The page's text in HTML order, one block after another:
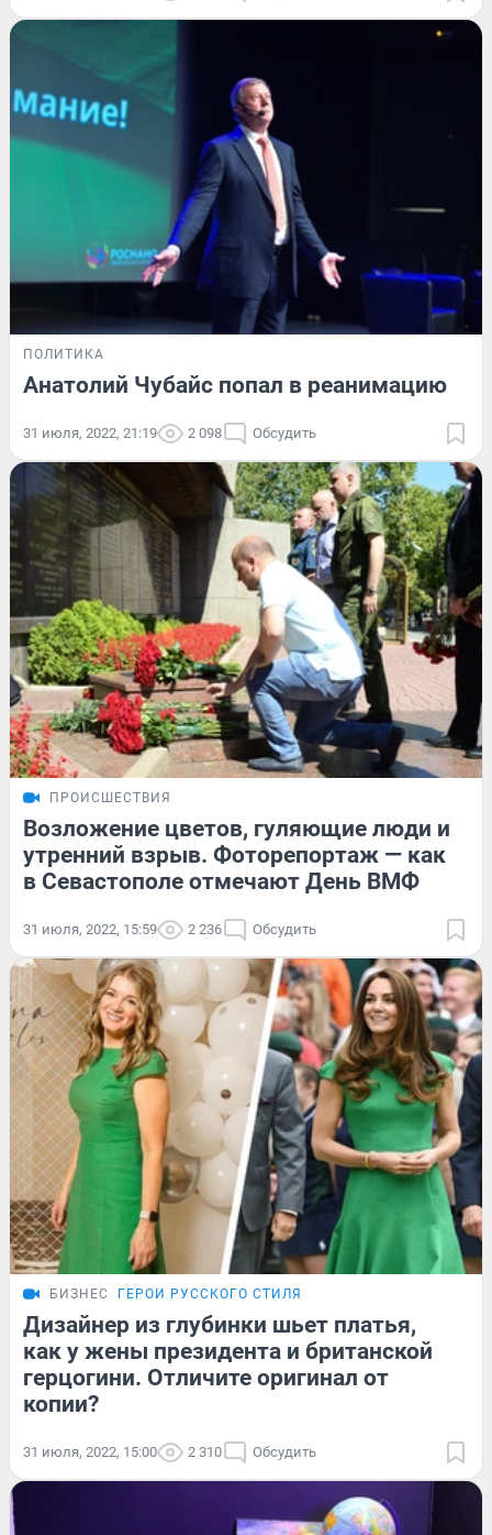
ПОЛИТИКА
Анатолий Чубайс попал в реанимацию
31 июля, 2022, 21:19 2 098 Обсудить
ПРОИСШЕСТВИЯ
Возложение цветов, гуляющие люди и
утренний взрыв. Фоторепортаж — как
в Севастополе отмечают День ВМФ
31 июля, 2022, 15:59 2 236 Обсудить
БИЗНЕС ГЕРОИ РУССКОГО СТИЛЯ
Дизайнер из глубинки шьет платья,
как у жены президента и британской
герцогини. Отличите оригинал от
копии?
31 июля, 2022, 15:00 2 310 Обсудить